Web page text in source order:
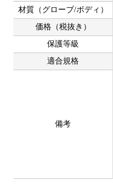
材質（グローブ/ボディ）
価格（税抜き）
保護等級
適合規格
備考